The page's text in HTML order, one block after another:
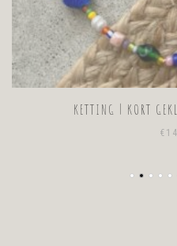
KETTING | KORT
€